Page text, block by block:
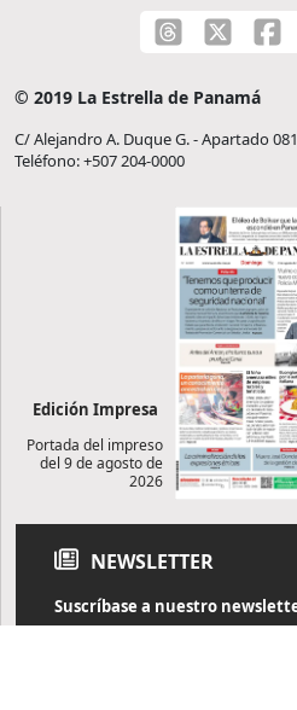
© 2019 La Estrella de Panamá
C/ Alejandro A. Duque G. - Apartado
Teléfono: +507 204-0000
Edición Impresa
Portada del impreso
del 9 de agosto de
2026
NEWSLETTER
Suscríbase a nuestro
Reciba diariamente información